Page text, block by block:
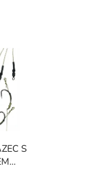
S